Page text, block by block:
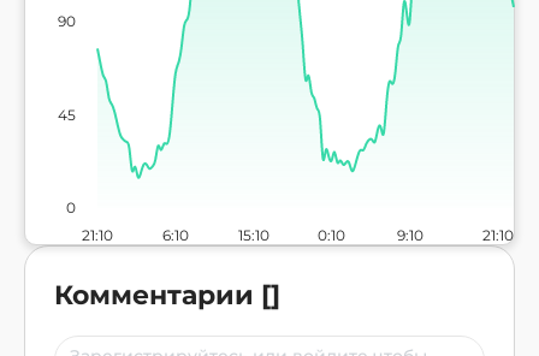
21:10 6:10 15:10 0:10 9:10 21:10
0
45
90
Комментарии []